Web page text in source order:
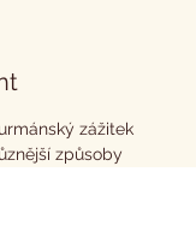
zážitek
způsoby